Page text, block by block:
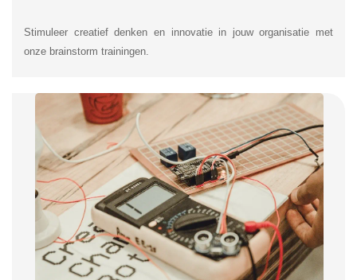
Stimuleer creatief denken en innovatie in jouw organisatie met
onze brainstorm trainingen.